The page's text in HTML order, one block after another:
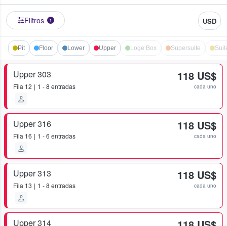
Filtros 1 USD
Pit Floor Lower Upper Loge Box Supersuite
Upper 303
Fila 12 1 - 8 entradas
118 US$
cada uno
Upper 316
Fila 16 1 - 6 entradas
118 US$
cada uno
Upper 313
Fila 13 1 - 8 entradas
118 US$
cada uno
Upper 314